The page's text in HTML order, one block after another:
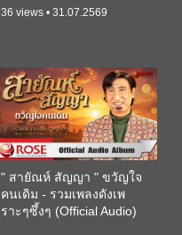
36 views • 31.07.2569
" สายัณห์ สัญญา " ขวัญใจ
คนเดิม - รวมเพลงดังเพ
ราะๆซึ้งๆ (Official Audio)